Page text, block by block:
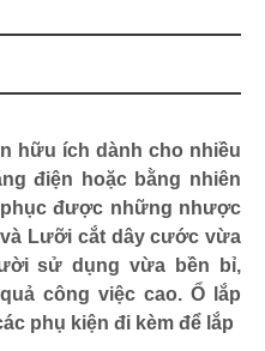
hữu ích dành cho nhiều
điện hoặc bằng nhiên
phục được những nhược
Lưỡi cắt dây cước vừa
sử dụng vừa bền bỉ,
công việc cao. Ổ lắp
phụ kiện đi kèm để lắp